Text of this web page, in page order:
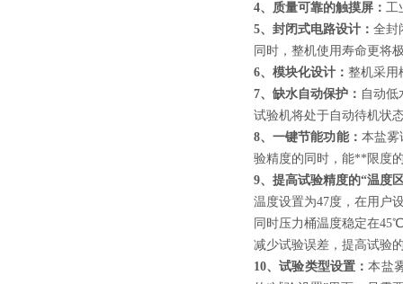
4、质量可靠的触摸屏： 工
5、封闭式电路设计：全封
同时，整机使用寿命更将
6、模块化设计： 整机采用
7、缺水自动保护： 自动低
试验机将处于自动待机状
8、一键节能功能： 本盐雾
验精度的同时，能**限度
9、提高试验精度的“温度
温度设置为47度，在用户
同时压力桶温度稳定在
减少试验误差，提高试验
10、试验类型设置：本盐